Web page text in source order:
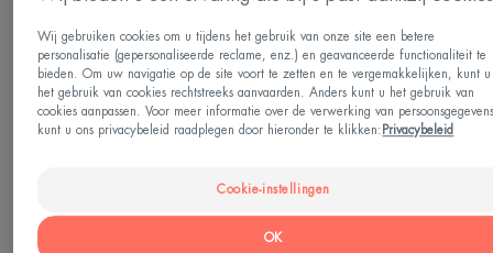
plaatselijke onzuiverheden
Behoefte
Tegen onzuiverheden - Gelijkmatige teint
Gemaakt in Frankrijk
Wij gebruiken cookies om u tijdens het gebruik van onze site een betere
personalisatie (gepersonaliseerde reclame, enz.) en geavanceerde functionaliteit te
bieden. Om uw navigatie op de site voort te zetten en te vergemakkelijken, kunt u
het gebruik van cookies rechtstreeks aanvaarden. Anders kunt u het gebruik van
cookies aanpassen. Voor meer informatie over de verwerking van
kunt u ons privacybeleid raadplegen door hieronder te klikken: Privacybeleid
Cookie-instellingen
OK